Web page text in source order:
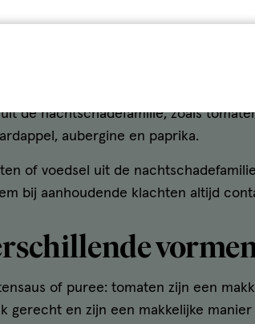
van de
die tomaten kunnen bieden,
de nachtschadefamilie, zoals
aubergine en paprika.
of voedsel uit de
bij aanhoudende klachten altijd
of puree: tomaten zijn een
gerecht en zijn een makkelijke